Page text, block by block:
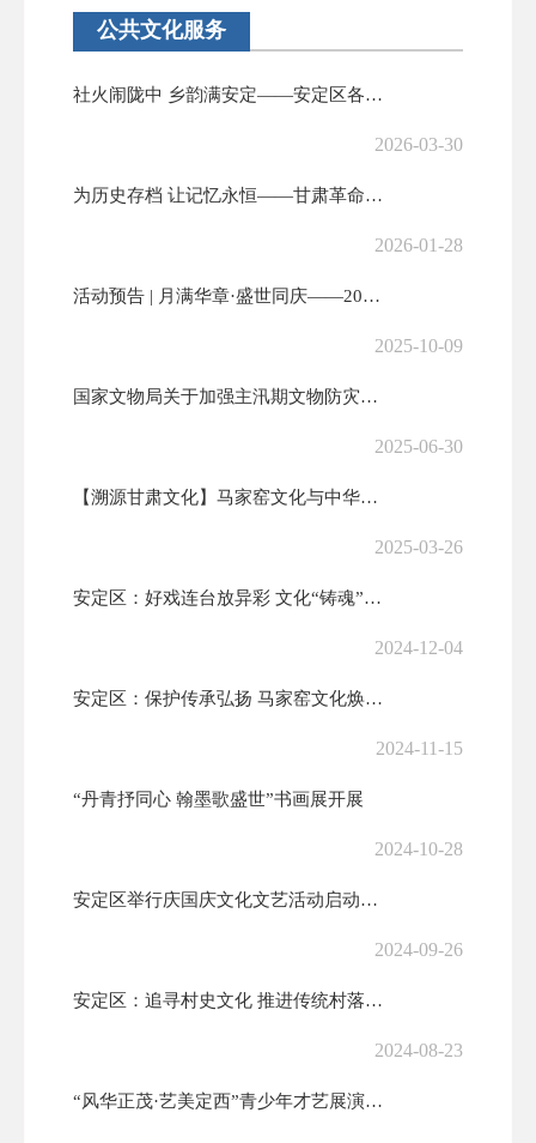
公共文化服务
社火闹陇中 乡韵满安定——安定区各乡镇社火展演燃动新春
2026-03-30
为历史存档 让记忆永恒——甘肃革命军事馆面向社会和驻军单位广泛征集文...
2026-01-28
活动预告 | 月满华章·盛世同庆——2025年安定区国庆中秋系列文化...
2025-10-09
国家文物局关于加强主汛期文物防灾减灾救灾工作的通知
2025-06-30
【溯源甘肃文化】马家窑文化与中华文明起源
2025-03-26
安定区：好戏连台放异彩 文化“铸魂”惠民生
2024-12-04
安定区：保护传承弘扬 马家窑文化焕发新光彩
2024-11-15
“丹青抒同心 翰墨歌盛世”书画展开展
2024-10-28
安定区举行庆国庆文化文艺活动启动仪式暨主题书画长卷创作活动
2024-09-26
安定区：追寻村史文化 推进传统村落保护发展
2024-08-23
“风华正茂·艺美定西”青少年才艺展演火热上演